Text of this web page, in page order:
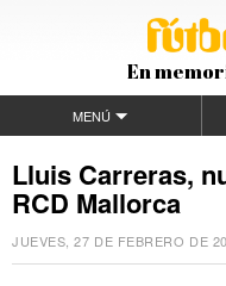
En
MENÚ
Lluis Carreras,
RCD Mallorca
JUEVES, 27 DE FEBRERO DE